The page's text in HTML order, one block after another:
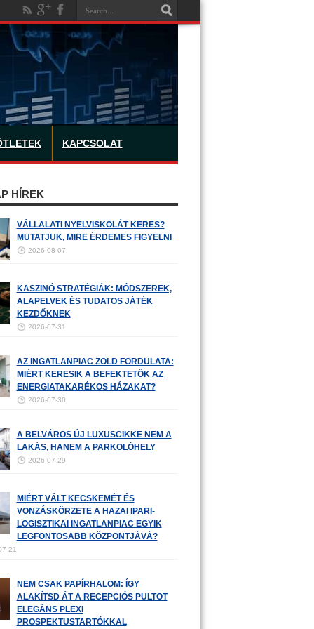
KAPCSOLAT
HÍREK
VÁLLALATI NYELVISKOLÁT KERES?
MUTATJUK, MIRE ÉRDEMES FIGYELNI
2026-08-07
KASZINÓ STRATÉGIÁK: MÓDSZEREK,
ALAPELVEK ÉS TUDATOS JÁTÉK
KEZDŐKNEK
2026-07-31
AZ INGATLANPIAC ZÖLD FORDULATA:
MIÉRT KERESIK A BEFEKTETŐK AZ
ENERGIATAKARÉKOS HÁZAKAT?
2026-07-30
A BELVÁROS ÚJ LUXUSCIKKE NEM A
LAKÁS, HANEM A PARKOLÓHELY
2026-07-29
MIÉRT VÁLT KECSKEMÉT ÉS
VONZÁSKÖRZETE A HAZAI IPARI-
LOGISZTIKAI INGATLANPIAC EGYIK
LEGFONTOSABB KÖZPONTJÁVÁ?
21
NEM CSAK PAPÍRHALOM: ÍGY
ALAKÍTSD ÁT A RECEPCIÓS PULTOT
ELEGÁNS PLEXI
PROSPEKTUSTARTÓKKAL